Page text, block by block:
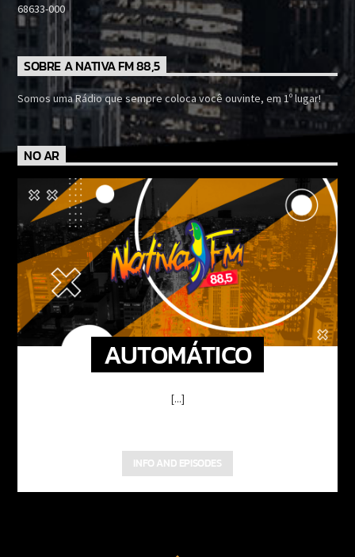
68633-000
SOBRE A NATIVA FM 88,5
Somos uma Rádio que sempre coloca você ouvinte, em 1º lugar!
NO AR
AUTOMÁTICO
[...]
INFO AND EPISODES